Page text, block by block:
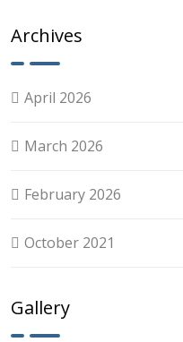
Archives
April 2026
March 2026
February 2026
October 2021
Gallery